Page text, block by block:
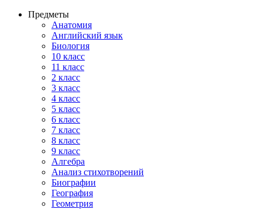
Предметы
Анатомия
Английский язык
Биология
10 класс
11 класс
2 класс
3 класс
4 класс
5 класс
6 класс
7 класс
8 класс
9 класс
Алгебра
Анализ стихотворений
Биографии
География
Геометрия